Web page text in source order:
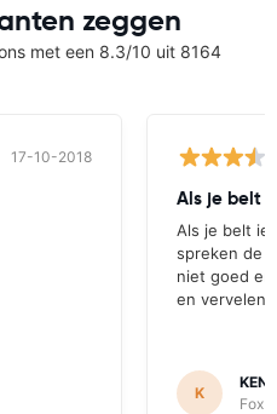
zeggen
met een 8.3/10 uit 8164
17-10-2018
Als je belt
Als je belt
spreken de
niet goed
en
K
Fox